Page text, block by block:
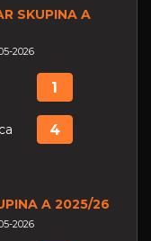
SKUPINA A
2026
1
4
A 2025/26
2026